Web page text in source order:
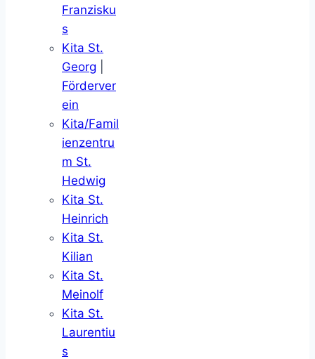
Franzisku
s
Kita St.
Georg
Förderver
ein
Kita/Famil
ienzentru
m St.
Hedwig
Kita St.
Heinrich
Kita St.
Kilian
Kita St.
Meinolf
Kita St.
Laurentiu
s